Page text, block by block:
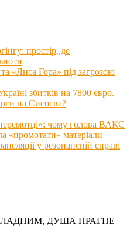
простір, де
«Лиса Гора» під загрозою
збитків на 7800 євро.
на Сисоєва?
чому голова ВАКС
«промотати» матеріали
у резонансній справі
ДУША ПРАГНЕ